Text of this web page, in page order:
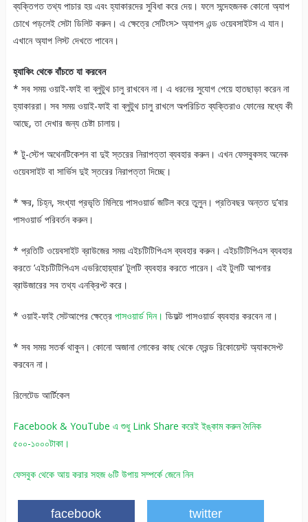
ব্যক্তিগত তথ্য পাচার হয় এবং হ্যাকারদের সুবিধা করে দেয়। ফলে সন্দেহজনক কোনো অ্যাপ
চোখে পড়লেই সেটা ডিলিট করুন। এ ক্ষেত্রে সেটিংস> অ্যাপস এন্ড ওয়েবসাইটস এ যান।
এখানে অ্যাপ লিস্ট দেখতে পাবেন।
হ্যাকিং থেকে বাঁচতে যা করবেন
* সব সময় ওয়াই-ফাই বা ব্লুটুথ চালু রাখবেন না। এ ধরনের সুযোগ পেয়ে হাতছাড়া করেন না
হ্যাকাররা। সব সময় ওয়াই-ফাই বা ব্লুটুথ চালু রাখলে অপরিচিত ব্যক্তিরাও ফোনের মধ্যে কী
আছে, তা দেখার জন্য চেষ্টা চালায়।
* টু-স্টেপ অথেনটিকেশন বা দুই স্তরের নিরাপত্তা ব্যবহার করুন। এখন ফেসবুকসহ অনেক
ওয়েবসাইট বা সার্ভিস দুই স্তরের নিরাপত্তা দিচ্ছে।
* ক্ষর, চিহ্ন, সংখ্যা প্রভৃতি মিলিয়ে পাসওয়ার্ড জটিল করে তুলুন। প্রতিবছর অন্তত দু’বার
পাসওয়ার্ড পরিবর্তন করুন।
* প্রতিটি ওয়েবসাইট ব্রাউজের সময় এইচটিটিপিএস ব্যবহার করুন। এইচটিটিপিএস ব্যবহার
করতে ‘এইচটিটিপিএস এভরিহোয়্যার’ টুলটি ব্যবহার করতে পারেন। এই টুলটি আপনার
ব্রাউজারের সব তথ্য এনক্রিপ্ট করে।
* ওয়াই-ফাই সেটআপের ক্ষেত্রে পাসওয়ার্ড দিন। ডিফল্ট পাসওয়ার্ড ব্যবহার করবেন না।
* সব সময় সতর্ক থাকুন। কোনো অজানা লোকের কাছ থেকে ফ্রেন্ড রিকোয়েস্ট অ্যাকসেপ্ট
করবেন না।
রিলেটেড আর্টিকেল
Facebook & YouTube এ শুধু Link Share করেই ইঙ্কাম করুন দৈনিক
৫০০-১০০০টাকা।
ফেসবুক থেকে আয় করার সহজ ৬টি উপায় সম্পর্কে জেনে নিন
facebook twitter